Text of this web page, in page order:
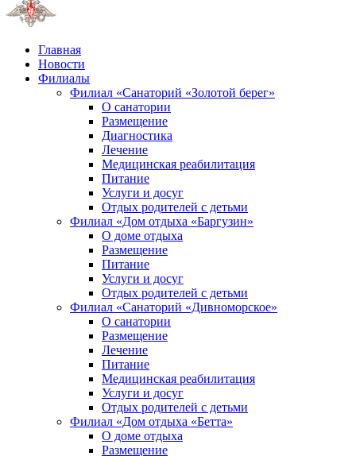
Главная
Новости
Филиалы
Филиал «Санаторий «Золотой берег»
О санатории
Размещение
Диагностика
Лечение
Медицинская реабилитация
Питание
Услуги и досуг
Отдых родителей с детьми
Филиал «Дом отдыха «Баргузин»
О доме отдыха
Размещение
Питание
Услуги и досуг
Отдых родителей с детьми
Филиал «Санаторий «Дивноморское»
О санатории
Размещение
Лечение
Питание
Медицинская реабилитация
Услуги и досуг
Отдых родителей с детьми
Филиал «Дом отдыха «Бетта»
О доме отдыха
Размещение